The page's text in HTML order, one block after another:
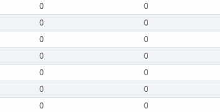
0 0
0 0
0 0
0 0
0 0
0 0
0 0